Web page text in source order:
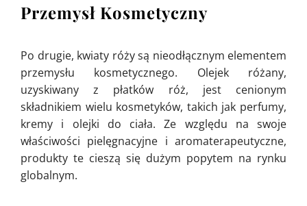
Przemysł Kosmetyczny
Po drugie, kwiaty róży są nieodłącznym elementem
przemysłu kosmetycznego. Olejek różany,
uzyskiwany z płatków róż, jest cenionym
składnikiem wielu kosmetyków, takich jak perfumy,
kremy i olejki do ciała. Ze względu na swoje
właściwości pielęgnacyjne i aromaterapeutyczne,
produkty te cieszą się dużym popytem na rynku
globalnym.